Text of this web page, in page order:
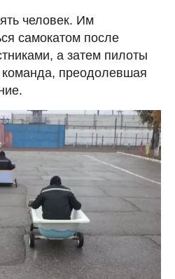
человек. Им
самокатом после
а затем пилоты
преодолевшая